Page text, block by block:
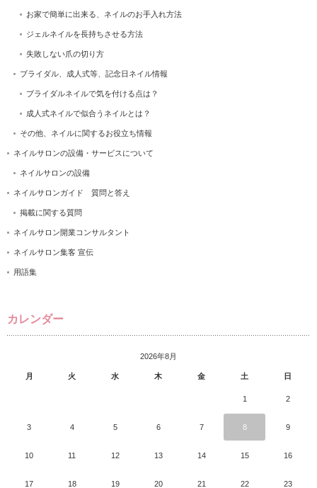
お家で簡単に出来る、ネイルのお手入れ方法
ジェルネイルを長持ちさせる方法
失敗しない爪の切り方
ブライダル、成人式等、記念日ネイル情報
ブライダルネイルで気を付ける点は？
成人式ネイルで似合うネイルとは？
その他、ネイルに関するお役立ち情報
ネイルサロンの設備・サービスについて
ネイルサロンの設備
ネイルサロンガイド 質問と答え
掲載に関する質問
ネイルサロン開業コンサルタント
ネイルサロン集客 宣伝
用語集
カレンダー
2026年8月
月 火 水 木 金 土 日
1 2
3 4 5 6 7 8 9
10 11 12 13 14 15 16
17 18 19 20 21 22 23